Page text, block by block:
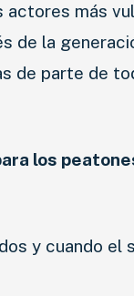
más
de la
de parte de
los
y cuando el